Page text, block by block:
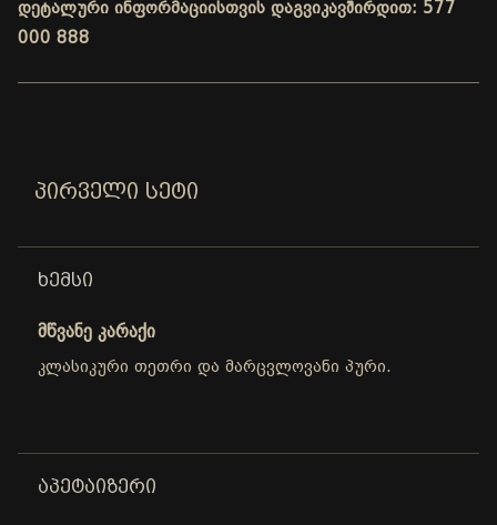
დეტალური ინფორმაციისთვის დაგვიკავშირდით: 577
000 888
ᲞᲘᲠᲕᲔᲚᲘ ᲡᲔᲢᲘ
ᲮᲔᲛᲡᲘ
მწვანე კარაქი
კლასიკური თეთრი და მარცვლოვანი პური.
ᲐᲞᲔᲢᲐᲘᲖᲔᲠᲘ